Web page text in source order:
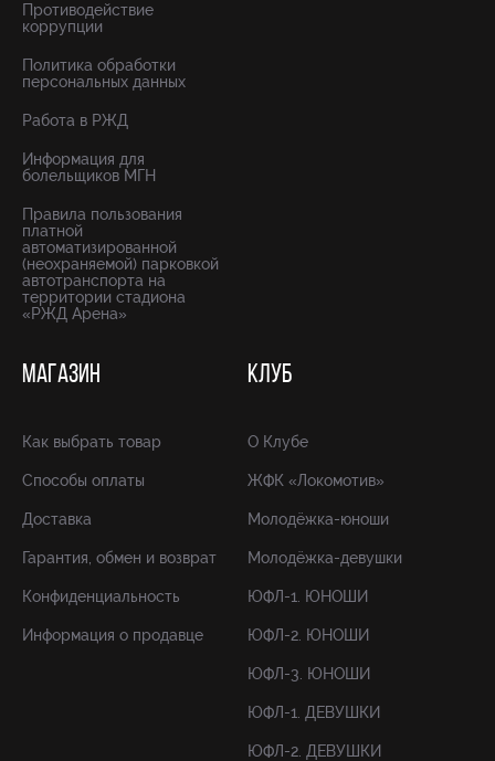
Противодействие
коррупции
Политика обработки
персональных данных
Работа в РЖД
Информация для
болельщиков МГН
Правила пользования
платной
автоматизированной
(неохраняемой) парковкой
автотранспорта на
территории стадиона
«РЖД Арена»
МАГАЗИН
Как выбрать товар
Способы оплаты
Доставка
Гарантия, обмен и возврат
Конфиденциальность
Информация о продавце
КЛУБ
О Клубе
ЖФК «Локомотив»
Молодёжка-юноши
Молодёжка-девушки
ЮФЛ-1. ЮНОШИ
ЮФЛ-2. ЮНОШИ
ЮФЛ-3. ЮНОШИ
ЮФЛ-1. ДЕВУШКИ
ЮФЛ-2. ДЕВУШКИ